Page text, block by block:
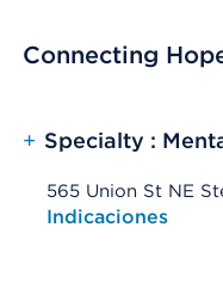
Connecting
+ Specialty :
565 Union St NE
Opens native
Indicaciones